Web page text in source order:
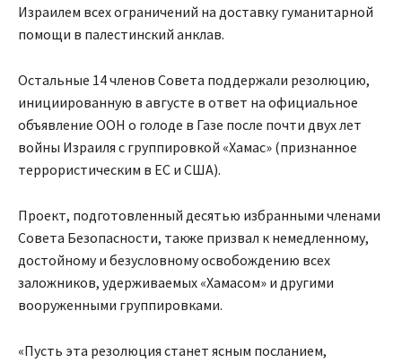
Израилем всех ограничений на доставку гуманитарной
помощи в палестинский анклав.
Остальные 14 членов Совета поддержали резолюцию,
инициированную в августе в ответ на официальное
объявление ООН о голоде в Газе после почти двух лет
войны Израиля с группировкой «Хамас» (признанное
террористическим в ЕС и США).
Проект, подготовленный десятью избранными членами
Совета Безопасности, также призвал к немедленному,
достойному и безусловному освобождению всех
заложников, удерживаемых «Хамасом» и другими
вооруженными группировками.
«Пусть эта резолюция станет ясным посланием,